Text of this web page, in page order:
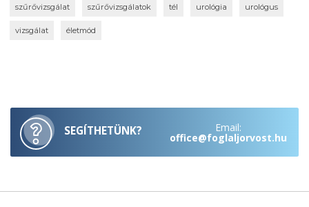
szűrővizsgálat szűrővizsgálatok tél urológia urológus
vizsgálat életmód
SEGÍTHETÜNK? Email:
office@foglaljorvost.hu